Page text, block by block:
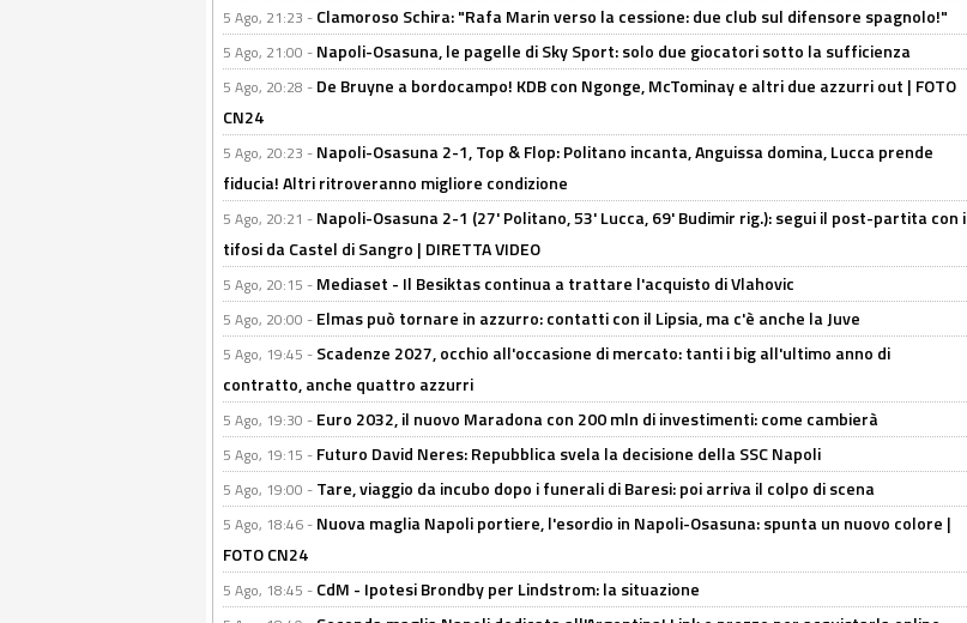
5 Ago, 21:23 - Clamoroso Schira: "Rafa Marin verso la cessione: due club sul difensore spagnolo!"
5 Ago, 21:00 - Napoli-Osasuna, le pagelle di Sky Sport: solo due giocatori sotto la sufficienza
5 Ago, 20:28 - De Bruyne a bordocampo! KDB con Ngonge, McTominay e altri due azzurri out | FOTO
CN24
5 Ago, 20:23 - Napoli-Osasuna 2-1, Top & Flop: Politano incanta, Anguissa domina, Lucca prende
fiducia! Altri ritroveranno migliore condizione
5 Ago, 20:21 - Napoli-Osasuna 2-1 (27' Politano, 53' Lucca, 69' Budimir rig.): segui il post-partita con i
tifosi da Castel di Sangro | DIRETTA VIDEO
5 Ago, 20:15 - Mediaset - Il Besiktas continua a trattare l'acquisto di Vlahovic
5 Ago, 20:00 - Elmas può tornare in azzurro: contatti con il Lipsia, ma c'è anche la Juve
5 Ago, 19:45 - Scadenze 2027, occhio all'occasione di mercato: tanti i big all'ultimo anno di
contratto, anche quattro azzurri
5 Ago, 19:30 - Euro 2032, il nuovo Maradona con 200 mln di investimenti: come cambierà
5 Ago, 19:15 - Futuro David Neres: Repubblica svela la decisione della SSC Napoli
5 Ago, 19:00 - Tare, viaggio da incubo dopo i funerali di Baresi: poi arriva il colpo di scena
5 Ago, 18:46 - Nuova maglia Napoli portiere, l'esordio in Napoli-Osasuna: spunta un nuovo colore |
FOTO CN24
5 Ago, 18:45 - CdM - Ipotesi Brondby per Lindstrom: la situazione